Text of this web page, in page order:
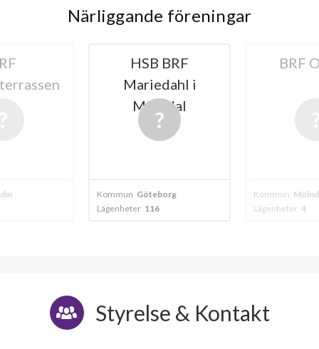
Närliggande föreningar
HSB BRF
Mariedahl i
Mölndal
Kommun Göteborg
Lägenheter 116
BRF
Kommun
Lägenheter 4
Styrelse & Kontakt